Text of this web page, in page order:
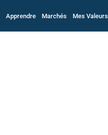
Apprendre Marchés Mes Valeurs